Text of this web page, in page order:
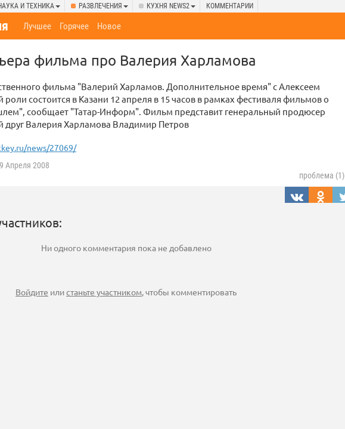
И ТЕХНИКА РАЗВЛЕЧЕНИЯ КУХНЯ NEWS2 КОММЕНТАРИИ
Лучшее Горячее Новое
фильма про Валерия Харламова
фильма "Валерий Харламов. Дополнительное время" с Алексеем
состоится в Казани 12 апреля в 15 часов в рамках фестиваля фильмов о
сообщает "Татар-Информ". Фильм представит генеральный продюсер
друг Валерия Харламова Владимир Петров
news/27069/
9 Апреля 2008
проблема (1)
Ни одного комментария пока не добавлено
Войдите илистаньте участником, чтобы комментировать